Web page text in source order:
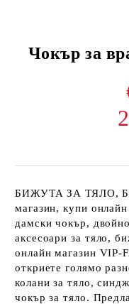
Чокър за
БИЖУТА ЗА ТЯЛО,
магазин, купи
дамски чокър,
аксесоари за тяло,
онлайн магазин VIP-
откриете голямо
колани за тяло,
чокър за тяло.